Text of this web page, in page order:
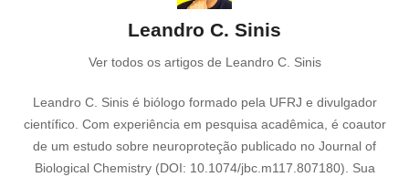
Leandro C. Sinis
Ver todos os artigos de Leandro C. Sinis
Leandro C. Sinis é biólogo formado pela UFRJ e divulgador
científico. Com experiência em pesquisa acadêmica, é coautor
de um estudo sobre neuroproteção publicado no Journal of
Biological Chemistry (DOI: 10.1074/jbc.m117.807180). Sua